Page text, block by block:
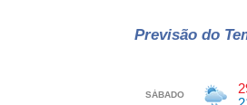
Previsão do